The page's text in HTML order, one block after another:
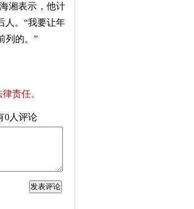
湘表示，他计
人。“我要让年
列的。”
责任。
0人评论